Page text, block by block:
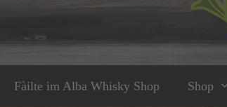
Fàilte im Alba Whisky Shop Shop